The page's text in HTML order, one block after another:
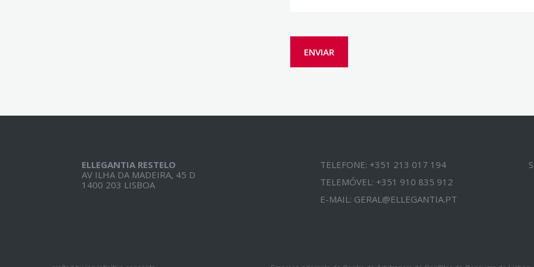
ELLEGANTIA RESTELO
AV ILHA DA MADEIRA, 45 D
1400 203 LISBOA
TELEFONE: +351 213 017 194
TELEMÓVEL: +351 910 835 912
E-MAIL: GERAL@ELLEGANTIA.PT